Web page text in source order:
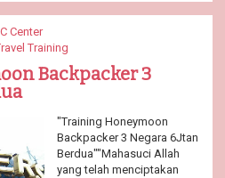
Center
Training
Backpacker 3
"Training Honeymoon
Backpacker 3 Negara 6Jtan
Berdua""Mahasuci Allah
yang telah menciptakan